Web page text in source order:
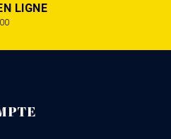
LIGNE